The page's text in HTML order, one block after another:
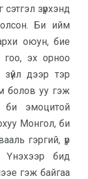
сэтгэл зүрхэнд
Би ийм
оюун, бие
гоо, эх орноо
зүйл дээр тэр
болов уу гэж
эмоцитой
Монгол, би
гэргий, үр
Үнэхээр бид
гэж байгаа